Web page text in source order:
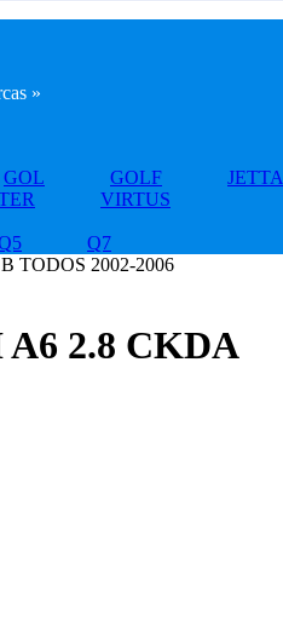
»
GOL GOLF JETTA
VIRTUS
Q7
TODOS 2002-2006
2.8 CKDA